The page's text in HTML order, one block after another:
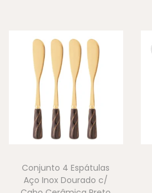
Conjunto 4 Espátulas
Aço Inox Dourado c/